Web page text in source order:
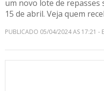
um novo lote de
15 de abril. Veja quem
PUBLICADO 05/04/2024 AS 17:21 -